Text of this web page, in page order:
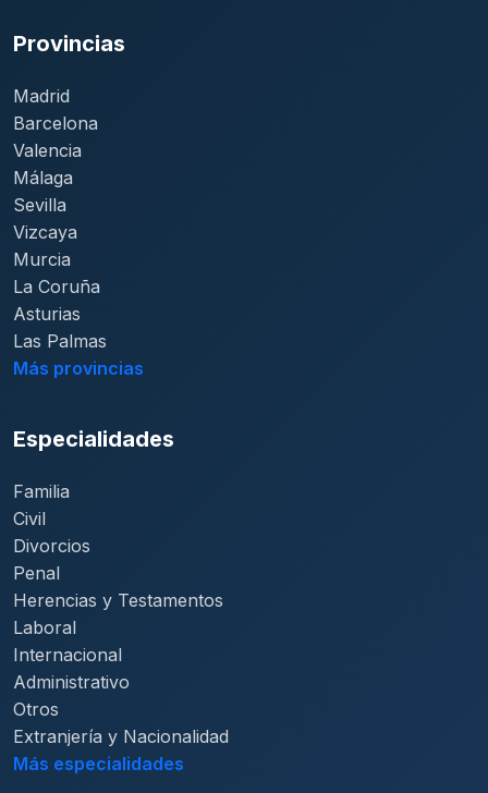
Provincias
Madrid
Barcelona
Valencia
Málaga
Sevilla
Vizcaya
Murcia
La Coruña
Asturias
Las Palmas
Más provincias
Especialidades
Familia
Civil
Divorcios
Penal
Herencias y Testamentos
Laboral
Internacional
Administrativo
Otros
Extranjería y Nacionalidad
Más especialidades